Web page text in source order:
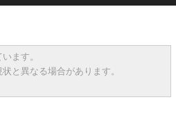
ます。
と異なる場合があります。